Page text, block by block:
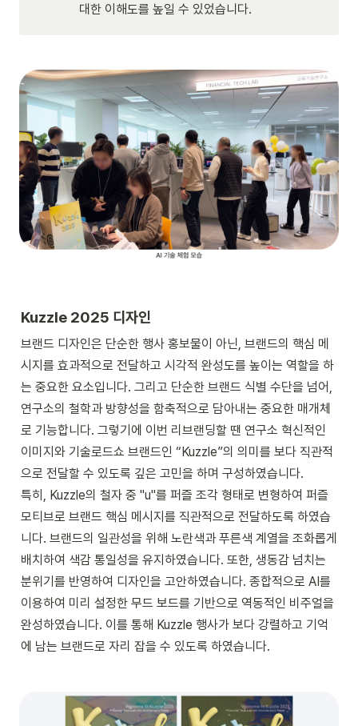
대한 이해도를 높일 수 있었습니다.
Kuzzle 2025 디자인
브랜드 디자인은 단순한 행사 홍보물이 아닌, 브랜드의 핵심 메
시지를 효과적으로 전달하고 시각적 완성도를 높이는 역할을 하
는 중요한 요소입니다. 그리고 단순한 브랜드 식별 수단을 넘어,
연구소의 철학과 방향성을 함축적으로 담아내는 중요한 매개체
로 기능합니다. 그렇기에 이번 리브랜딩할 땐 연구소 혁신적인
이미지와 기술로드쇼 브랜드인 “Kuzzle”의 의미를 보다 직관적
으로 전달할 수 있도록 깊은 고민을 하며 구성하였습니다.
특히, Kuzzle의 철자 중 "u"를 퍼즐 조각 형태로 변형하여 퍼즐
모티브로 브랜드 핵심 메시지를 직관적으로 전달하도록 하였습
니다. 브랜드의 일관성을 위해 노란색과 푸른색 계열을 조화롭게
배치하여 색감 통일성을 유지하였습니다. 또한, 생동감 넘치는
분위기를 반영하여 디자인을 고안하였습니다. 종합적으로 AI를
이용하여 미리 설정한 무드 보드를 기반으로 역동적인 비주얼을
완성하였습니다. 이를 통해 Kuzzle 행사가 보다 강렬하고 기억
에 남는 브랜드로 자리 잡을 수 있도록 하였습니다.